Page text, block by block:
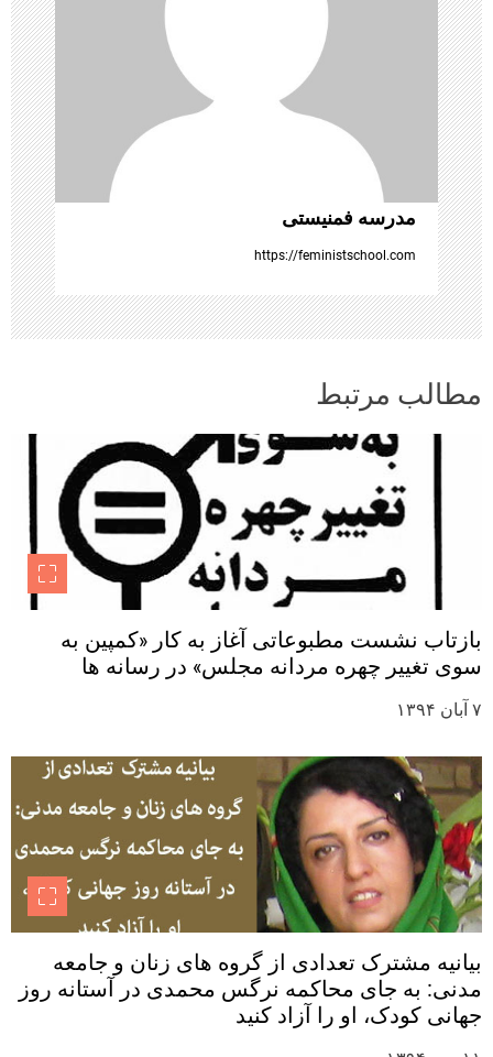
ت
ه‌
ه
ا
مدرسه فمنیستی
https://feministschool.com
مطالب مرتبط
بازتاب نشست مطبوعاتی آغاز به کار «کمپین به
سوی تغییر چهره مردانه مجلس» در رسانه ها
۷ آبان ۱۳۹۴
بیانیه مشترک تعدادی از گروه های زنان و جامعه
مدنی: به جای محاکمه نرگس محمدی در آستانه روز
جهانی کودک، او را آزاد کنید